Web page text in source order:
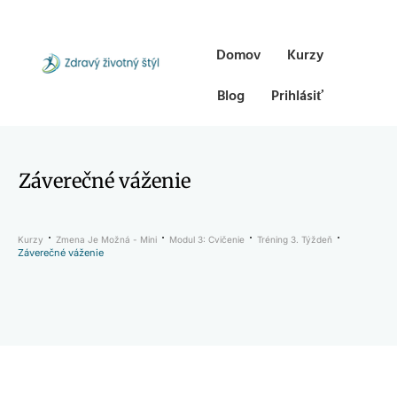
Domov
Kurzy
Blog
Prihlásiť
Záverečné váženie
Kurzy Zmena Je Možná - Mini Modul 3: Cvičenie Tréning 3. Týždeň
Záverečné váženie